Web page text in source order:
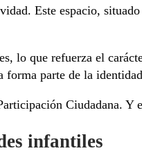
Este espacio,
lo que refuerza el
parte de la
Ciudadana. Y
infantiles